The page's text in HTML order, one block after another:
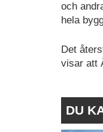
och
hela
Det
visar att
DU